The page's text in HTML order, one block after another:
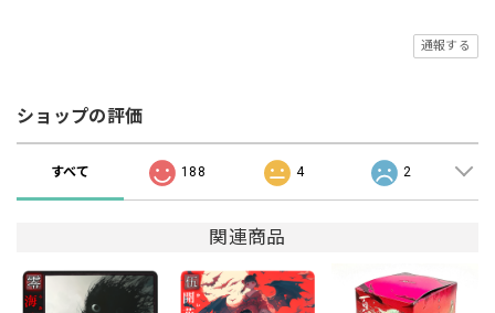
通報する
ショップの評価
すべて 188 4 2
関連商品